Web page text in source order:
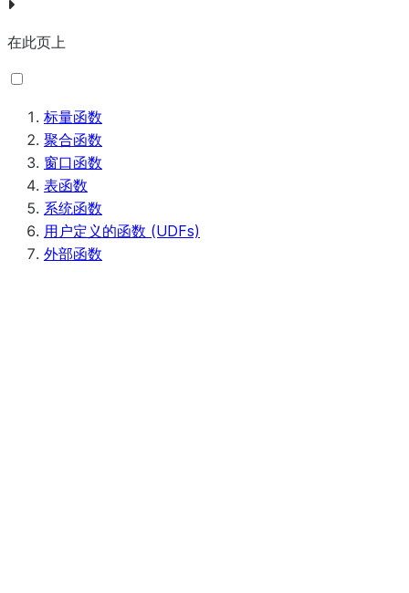
在此页上
标量函数
聚合函数
窗口函数
表函数
系统函数
用户定义的函数 (UDFs)
外部函数